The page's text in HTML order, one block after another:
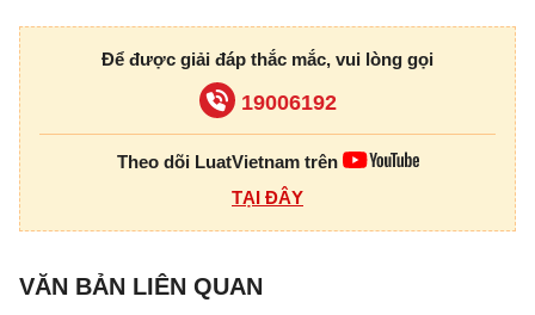
Để được giải đáp thắc mắc, vui lòng gọi
19006192
Theo dõi LuatVietnam trên
TẠI ĐÂY
VĂN BẢN LIÊN QUAN